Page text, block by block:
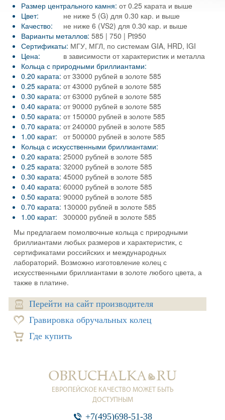
Размер центрального камня: от 0.25 карата и выше
Цвет:
не ниже 5 (G) для 0.30 кар. и выше
Качество:
не ниже 6 (VS2) для 0.30 кар. и выше
Варианты металлов: 585 | 750 | Pt950
Сертификаты: МГУ, МГЛ, по системам GIA, HRD, IGI
Цена:
в зависимости от характеристик и металла
Кольца с природными бриллиантами:
0.20 карата: от 33000 рублей в золоте 585
0.25 карата: от 43000 рублей в золоте 585
0.30 карата: от 63000 рублей в золоте 585
0.40 карата: от 90000 рублей в золоте 585
0.50 карата: от 150000 рублей в золоте 585
0.70 карата: от 240000 рублей в золоте 585
1.00 карат:
от 500000 рублей в золоте 585
Кольца с искусственными бриллиантами:
0.20 карата: 25000 рублей в золоте 585
0.25 карата: 32000 рублей в золоте 585
0.30 карата: 45000 рублей в золоте 585
0.40 карата: 60000 рублей в золоте 585
0.50 карата: 90000 рублей в золоте 585
0.70 карата: 130000 рублей в золоте 585
1.00 карат:
300000 рублей в золоте 585
Мы предлагаем помолвочные кольца с природными
бриллиантами любых размеров и характеристик, с
сертификатами российских и международных
лабораторий. Возможно изготовление колец с
искусственными бриллиантами в золоте любого цвета, а
также в платине.
Перейти на сайт производителя
Гравировка обручальных колец
Где купить
+7(495)698-51-38
ЕВРОПЕЙСКОЕ КАЧЕСТВО МОЖЕТ БЫТЬ
ДОСТУПНЫМ